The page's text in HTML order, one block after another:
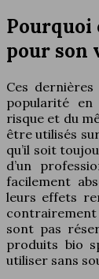
Pourquoi
pour son
Ces
popularité
risque et du
être utilisés
qu’il soit
d’un
facilement
leurs effets
sont pas
produits bio
utiliser sans